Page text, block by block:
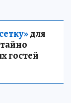
для
гостей